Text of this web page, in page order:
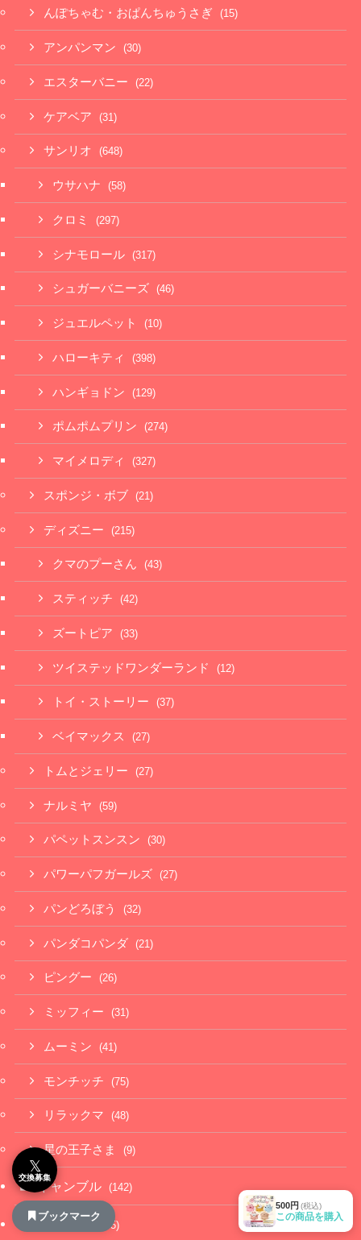
500円 (税込)
この商品を購入
んぽちゃむ・おぱんちゅうさぎ (15)
アンパンマン (30)
エスターバニー (22)
ケアベア (31)
サンリオ (648)
ウサハナ (58)
クロミ (297)
シナモロール (317)
シュガーバニーズ (46)
ジュエルペット (10)
ハローキティ (398)
ハンギョドン (129)
ポムポムプリン (274)
マイメロディ (327)
スポンジ・ボブ (21)
ディズニー (215)
クマのプーさん (43)
スティッチ (42)
ズートピア (33)
ツイステッドワンダーランド (12)
トイ・ストーリー (37)
ベイマックス (27)
トムとジェリー (27)
ナルミヤ (59)
パペットスンスン (30)
パワーパフガールズ (27)
パンどろぼう (32)
パンダコパンダ (21)
ピングー (26)
ミッフィー (31)
ムーミン (41)
モンチッチ (75)
リラックマ (48)
星の王子さま (9)
ギャンブル (142)
シュール (385)
𝕏
交換募集
ブックマーク